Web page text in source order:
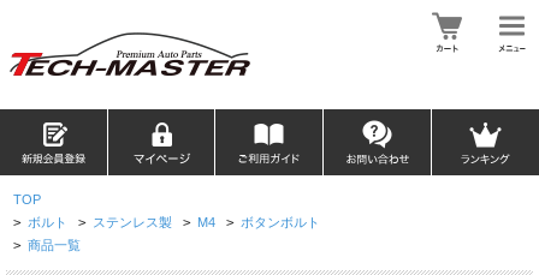
TOP
> ボルト > ステンレス製 > M4 > ボタンボルト
> 商品一覧